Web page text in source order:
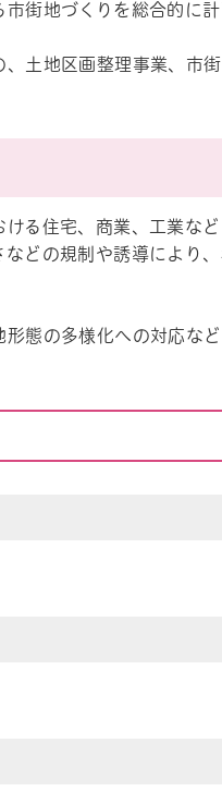
街地づくりを総合的に
土地区画整理事業、市
る住宅、商業、工業な
どの規制や誘導により
態の多様化への対応な